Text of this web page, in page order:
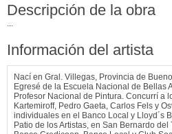
Descripción de la obra
...
Información del artista
Nací en Gral. Villegas, Provincia de
Egresé de la Escuela Nacional de Bellas
Profesor Nacional de Pintura. Concurrí a
Kartemiroff, Pedro Gaeta, Carlos Fels y
individuales en el Banco Local y Lloyd´s
Patio de los Artistas, en San Bernardo del